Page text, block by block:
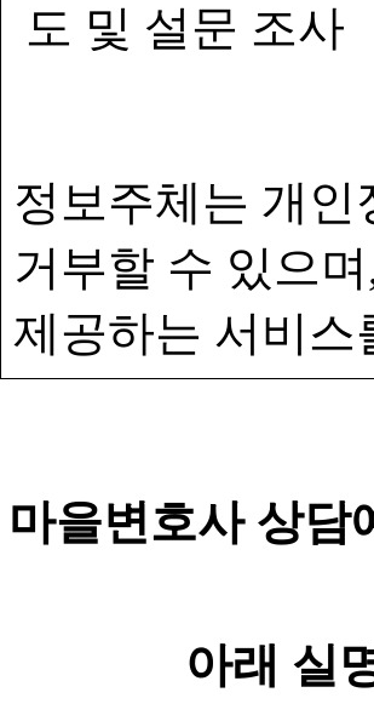
도 및 설문 조사
정보주체는 개
거부할 수 있으
제공하는 서비스
마을변호사 상담
아래 실